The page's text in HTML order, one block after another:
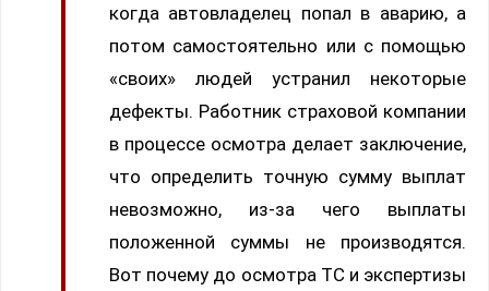
когда автовладелец попал в аварию, а
потом самостоятельно или с помощью
«своих» людей устранил некоторые
дефекты. Работник страховой компании
в процессе осмотра делает заключение,
что определить точную сумму выплат
невозможно, из-за чего выплаты
положенной суммы не производятся.
Вот почему до осмотра ТС и экспертизы